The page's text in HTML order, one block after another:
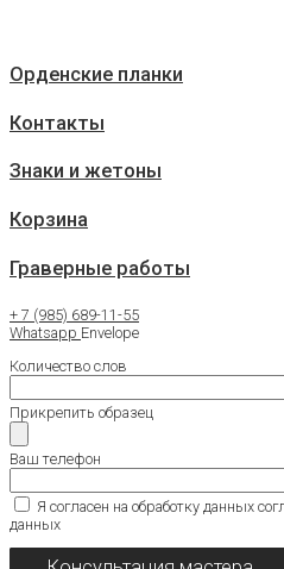
Орденские планки
Контакты
Знаки и жетоны
Корзина
Граверные работы
+ 7 (985) 689-11-55
Whatsapp Envelope
Количество слов
Прикрепить образец
Ваш телефон
Я согласен на обработку данных
данных